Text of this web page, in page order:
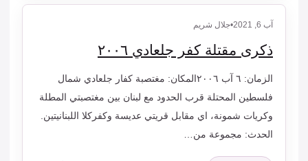
آب 6, 2021 •جلال شريم
ذكرى مقتلة كفر جلعادي ٢٠٠٦
الزمان: ٦ آب ٢٠٠٦المكان: مغتصبة كفار جلعادي شمال
فلسطين المحتلة قرب الحدود مع لبنان بين مغتصبتي المطلة
وكريات شمونة، اي مقابل قريتي عديسة وكفركلا اللبنانيتين.
الحدث: مجموعة من…